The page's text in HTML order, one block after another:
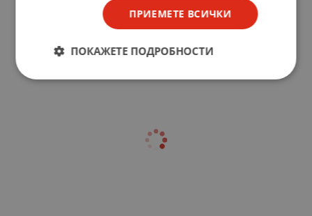
ПРИЕМЕТЕ ВСИЧКИ
ПОКАЖЕТЕ ПОДРОБНОСТИ